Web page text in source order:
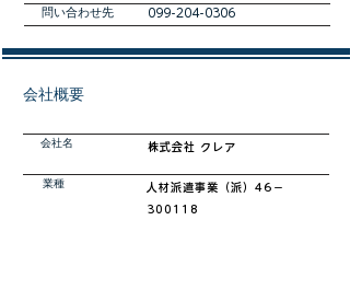
​問い合わせ先 099-204-0306
会社概要
会社名 株式会社 クレア​
業種
​人材派遣事業（派）46－
300118